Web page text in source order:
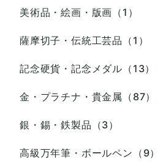
美術品・絵画・版画（1）
薩摩切子・伝統工芸品（1）
記念硬貨・記念メダル（13）
金・プラチナ・貴金属（87）
銀・錫・鉄製品（3）
高級万年筆・ボールペン（9）